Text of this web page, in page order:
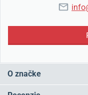
O značke
Junghans – nemecká